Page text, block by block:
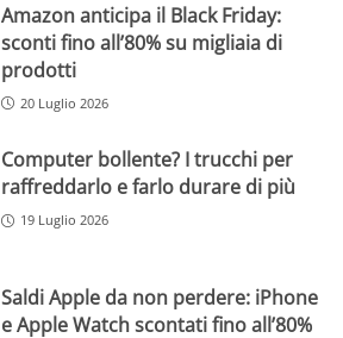
Amazon anticipa il Black Friday:
sconti fino all’80% su migliaia di
prodotti
20 Luglio 2026
Computer bollente? I trucchi per
raffreddarlo e farlo durare di più
19 Luglio 2026
Saldi Apple da non perdere: iPhone
e Apple Watch scontati fino all’80%